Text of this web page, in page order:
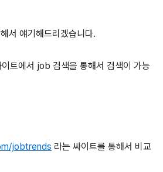
서 얘기해드리겠습니다.
트에서 job 검색을 통해서 검색이 가능
jobtrends 라는 싸이트를 통해서 비교